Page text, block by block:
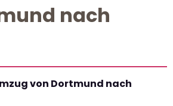
nach
von Dortmund nach